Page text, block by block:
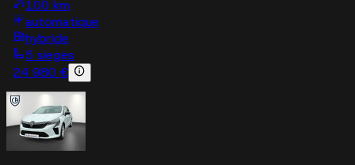
100 km
automatique
hybride
5 sieges
24 980 €